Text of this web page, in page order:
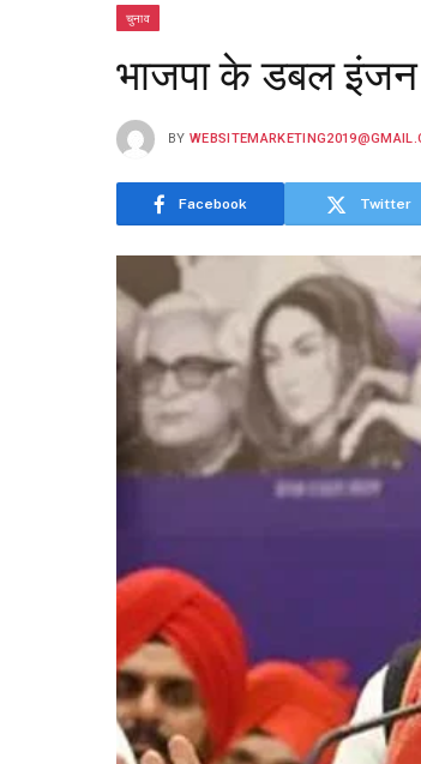
चुनाव
भाजपा के डबल इंजन
BY
Facebook Twitter